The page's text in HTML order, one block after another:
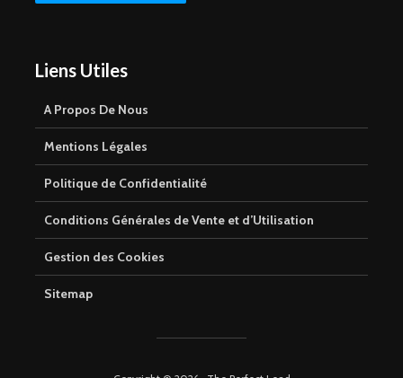
Liens Utiles
A Propos De Nous
Mentions Légales
Politique de Confidentialité
Conditions Générales de Vente et d’Utilisation
Gestion des Cookies
Sitemap